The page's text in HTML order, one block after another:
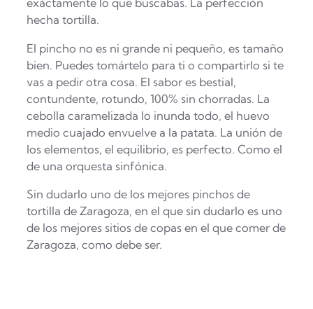
exáctamente lo que buscabas. La perfección
hecha tortilla.
El pincho no es ni grande ni pequeño, es tamaño
bien. Puedes tomártelo para ti o compartirlo si te
vas a pedir otra cosa. El sabor es bestial,
contundente, rotundo, 100% sin chorradas. La
cebolla caramelizada lo inunda todo, el huevo
medio cuajado envuelve a la patata. La unión de
los elementos, el equilibrio, es perfecto. Como el
de una orquesta sinfónica.
Sin dudarlo uno de los mejores pinchos de
tortilla de Zaragoza, en el que sin dudarlo es uno
de los mejores sitios de copas en el que comer de
Zaragoza, como debe ser.